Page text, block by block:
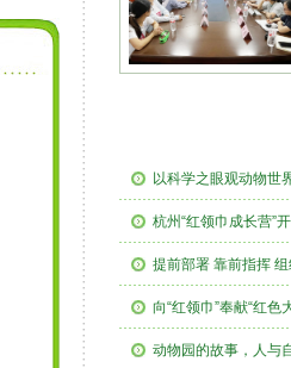
以科学之眼观动物世
杭州“红领巾成长营”
提前部署 靠前指挥
向“红领巾”奉献“红色
动物园的故事，人与